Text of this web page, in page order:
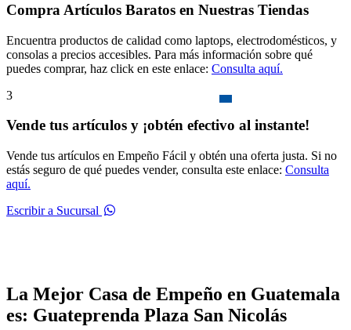
Compra Artículos Baratos en Nuestras Tiendas
Encuentra productos de calidad como laptops, electrodomésticos, y
consolas a precios accesibles. Para más información sobre qué
puedes comprar, haz click en este enlace: Consulta aquí.
3
Vende tus artículos y ¡obtén efectivo al instante!
Vende tus artículos en Empeño Fácil y obtén una oferta justa. Si no
estás seguro de qué puedes vender, consulta este enlace: Consulta
aquí.
Escribir a Sucursal
La Mejor Casa de Empeño en Guatemala
es: Guateprenda Plaza San Nicolás